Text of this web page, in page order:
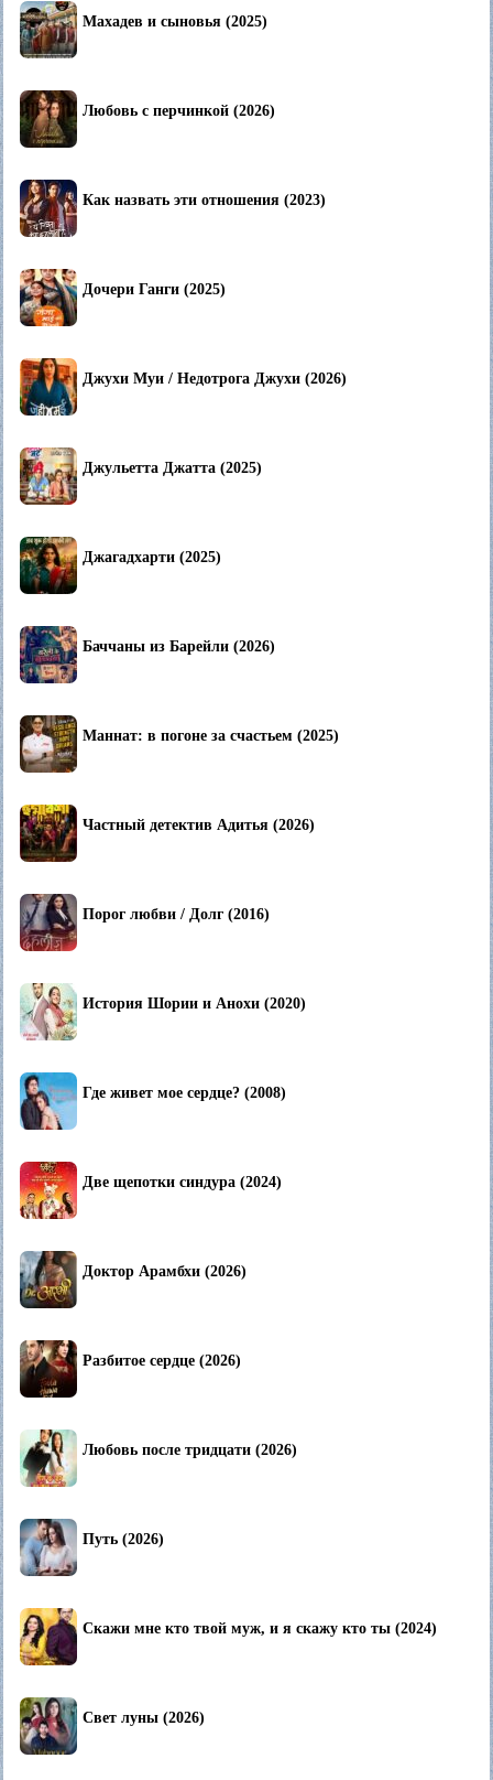
Махадев и сыновья (2025)
Любовь с перчинкой (2026)
Как назвать эти отношения (2023)
Дочери Ганги (2025)
Джухи Муи / Недотрога Джухи (2026)
Джульетта Джатта (2025)
Джагадхарти (2025)
Баччаны из Барейли (2026)
Маннат: в погоне за счастьем (2025)
Частный детектив Адитья (2026)
Порог любви / Долг (2016)
История Шории и Анохи (2020)
Где живет мое сердце? (2008)
Две щепотки синдура (2024)
Доктор Арамбхи (2026)
Разбитое сердце (2026)
Любовь после тридцати (2026)
Путь (2026)
Скажи мне кто твой муж, и я скажу кто ты (2024)
Свет луны (2026)